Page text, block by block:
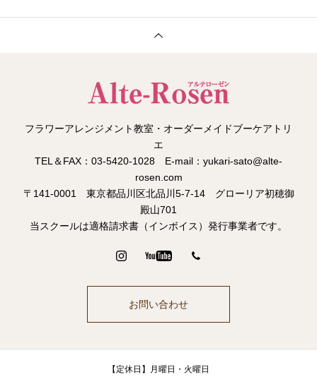
フラワーアレンジメント教室・オーダーメイドブーケアトリ
エ
TEL＆FAX：03-5420-1028 E-mail：yukari-sato@alte-
rosen.com
〒141-0001 東京都品川区北品川5-7-14 グローリア初穂御
殿山701
当スクールは適格請求書（インボイス）発行事業者です。
お問い合わせ
【定休日】月曜日・火曜日